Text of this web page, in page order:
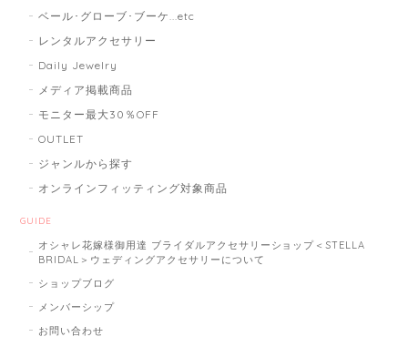
ベール･グローブ･ブーケ...etc
レンタルアクセサリー
Daily Jewelry
メディア掲載商品
モニター最大30％OFF
OUTLET
ジャンルから探す
オンラインフィッティング対象商品
GUIDE
オシャレ花嫁様御用達 ブライダルアクセサリーショップ＜STELLA
BRIDAL＞ウェディングアクセサリーについて
ショップブログ
メンバーシップ
お問い合わせ